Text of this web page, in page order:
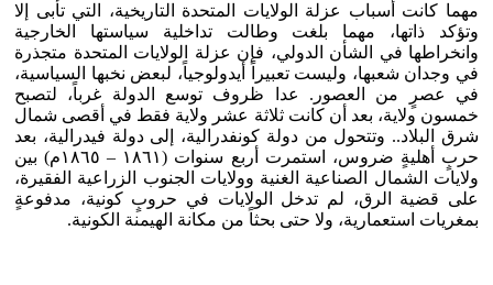
مهما كانت أسباب عزلة الولايات المتحدة التاريخية، التي تأبى إلا
وتؤكد ذاتها، مهما بلغت وطالت تداخلية سياستها الخارجية
وانخراطها في الشأن الدولي، فإن عزلة الولايات المتحدة متجذرة
في وجدان شعبها، وليست تعبيراً أيدولوجياً، لبعض نخبها السياسية،
في عصرٍ من العصور. عدا ظروف توسع الدولة غرباً، لتصبح
خمسون ولاية، بعد أن كانت ثلاثة عشر ولاية فقط في أقصى شمال
شرق البلاد.. وتتحول من دولة كونفدرالية، إلى دولة فيدرالية، بعد
حربٍ أهليةٍ ضروس، استمرت أربع سنوات (١٨٦١ – ١٨٦٥م) بين
ولايات الشمال الصناعية الغنية وولايات الجنوب الزراعية الفقيرة،
على قضية الرق، لم تدخل الولايات في حروبٍ كونية، مدفوعةٍ
بمغريات استعمارية، ولا حتى بحثاً من مكانة الهيمنة الكونية.